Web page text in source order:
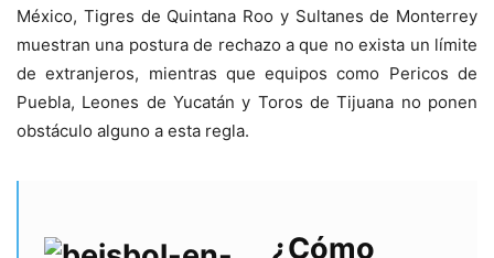
México, Tigres de Quintana Roo y Sultanes de Monterrey
muestran una postura de rechazo a que no exista un límite
de extranjeros, mientras que equipos como Pericos de
Puebla, Leones de Yucatán y Toros de Tijuana no ponen
obstáculo alguno a esta regla.
¿Cómo